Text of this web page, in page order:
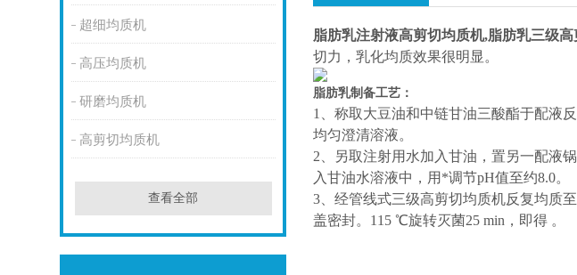
超细均质机
高压均质机
研磨均质机
高剪切均质机
查看全部
脂肪乳注射液高剪切均质机,脂肪乳三级
切力，乳化均质效果很明显。
脂肪乳制备工艺：
1、称取大豆油和中链甘油三酸酯于配液
均匀澄清溶液。
2、另取注射用水加入甘油，置另一配液
入甘油水溶液中，用*调节pH值至约8.0。
3、经管线式三级高剪切均质机反复均质
盖密封。115 ℃旋转灭菌25 min，即得 。